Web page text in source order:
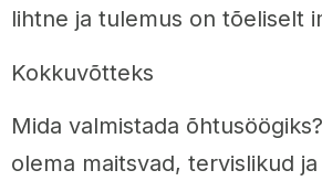
lihtne ja tulemus on tõeliselt
Kokkuvõtteks
Mida valmistada
olema maitsvad, tervislikud